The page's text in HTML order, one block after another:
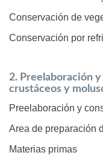
Conservación de
Conservación por
2. Preelaboración
crustáceos y
Preelaboración y
Area de preparación
Materias primas